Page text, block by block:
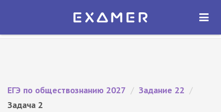
Экзамер — ЕГЭ 2027
ОТКРЫТЬ
ЕГЭ по обществознанию 2027 / Задание 22 /
Задача 2